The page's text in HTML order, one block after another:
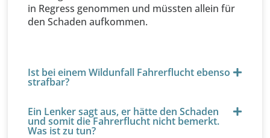
in Regress genommen und müssten allein für
den Schaden aufkommen.
Ist bei einem Wildunfall Fahrerflucht ebenso
strafbar?
Ein Lenker sagt aus, er hätte den Schaden
und somit die Fahrerflucht nicht bemerkt.
Was ist zu tun?